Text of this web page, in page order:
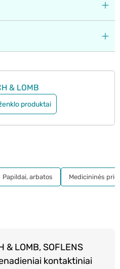
& LOMB
produktai
LOMB, SOFLENS
kontaktiniai
Papildai, arbatos Medicininės